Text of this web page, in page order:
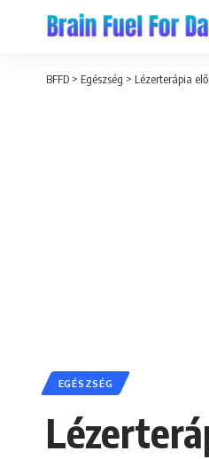
BFFD > Egészség > Lézerterápia
EGÉSZSÉG